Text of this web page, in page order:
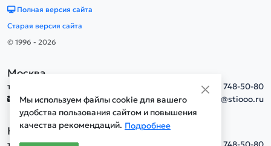
Мы используем файлы cookie для вашего
удобства пользования сайтом и повышения
качества рекомендаций. Подробнее
Полная версия сайта
Старая версия сайта
© 1996 - 2026
Москва
тел.
+7(495) 748-50-80
info@stiooo.ru
Новосибирск